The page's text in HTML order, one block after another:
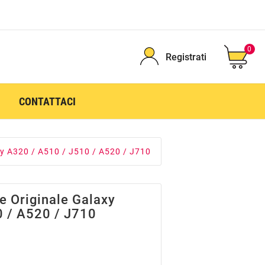
Registrati
0
CONTATTACI
A320 / A510 / J510 / A520 / J710
Originale Galaxy
/ A520 / J710